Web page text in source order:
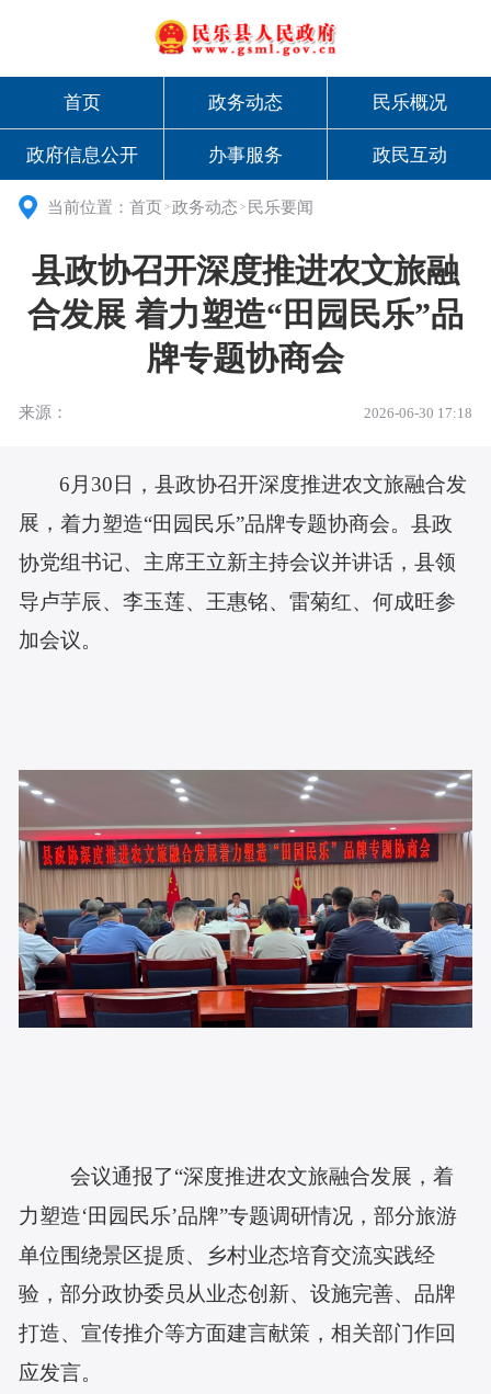
首页 政务动态 民乐概况
政府信息公开 办事服务 政民互动
当前位置：首页 > 政务动态 > 民乐要闻
县政协召开深度推进农文旅融
合发展 着力塑造“田园民乐”品
牌专题协商会
来源： 2026-06-30 17:18
6月30日，县政协召开深度推进农文旅融合发
展 ，着力塑造“田园民乐”品牌专题协商会。县政
协党组书记、 主席王立新主持会议并讲话，县领
导卢芋辰、李玉莲、王惠铭、雷菊红、何成旺参
加会议。
会议通报了“深度推进农文旅融合发展，着
力塑造‘田园民乐’品牌”专题调研情况，部分旅游
单位围绕景区提质、乡村业态培育交流实践经
验，部分政协委员从业态创新、设施完善、品牌
打造、宣传推介等方面建言献策，相关部门作回
应发言。